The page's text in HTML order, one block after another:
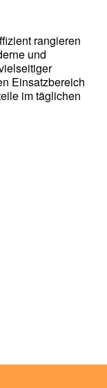
rangieren
und
Einsatzbereich
im täglichen